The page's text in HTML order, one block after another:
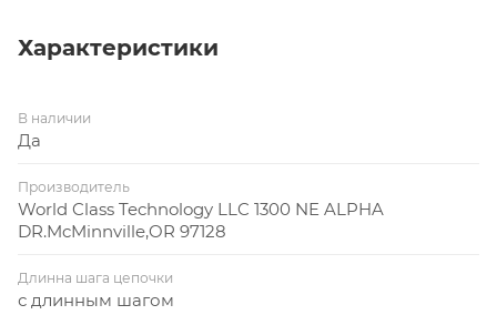
Характеристики
В наличии
Да
Производитель
World Class Technology LLC 1300 NE ALPHA
DR.McMinnville,OR 97128
Длинна шага цепочки
с длинным шагом